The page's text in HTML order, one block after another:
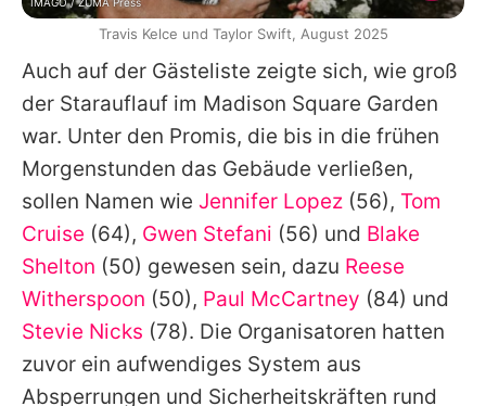
Auch auf der Gästeliste zeigte sich, wie groß
der Starauflauf im Madison Square Garden
war. Unter den Promis, die bis in die frühen
Morgenstunden das Gebäude verließen,
sollen Namen wie Jennifer Lopez (56), Tom
Cruise (64), Gwen Stefani (56) und Blake
Shelton (50) gewesen sein, dazu Reese
Witherspoon (50), Paul McCartney (84) und
Stevie Nicks (78). Die Organisatoren hatten
zuvor ein aufwendiges System aus
Absperrungen und Sicherheitskräften rund
Travis Kelce und Taylor Swift, August 2025